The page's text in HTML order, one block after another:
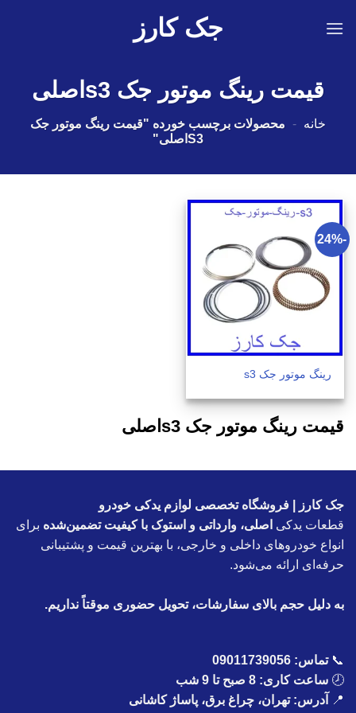
جک کارز
قیمت رینگ موتور جک s3اصلی
خانه -
محصولات برچسب خورده "قیمت رینگ موتور جک
S3اصلی"
-24%
رینگ موتور جک s3
قیمت رینگ موتور جک s3اصلی
جک کارز | فروشگاه تخصصی لوازم یدکی خودرو
قطعات یدکی اصلی، وارداتی و استوک با کیفیت تضمین‌شده برای
انواع خودروهای داخلی و خارجی، با بهترین قیمت و پشتیبانی
حرفه‌ای ارائه می‌شود.
به دلیل حجم بالای سفارشات، تحویل حضوری موقتاً نداریم.
📞تماس: 09011739056
🕗 ساعت کاری: 8 صبح تا 9 شب
📍
آدرس: تهران، چراغ برق، پاساژ کاشانی